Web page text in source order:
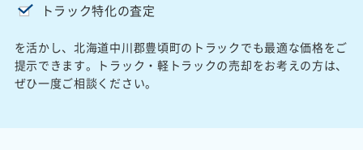
トラック特化の査定
を活かし、北海道中川郡豊頃町のトラックでも最適な価格をご
提示できます。トラック・軽トラックの売却をお考えの方は、
ぜひ一度ご相談ください。